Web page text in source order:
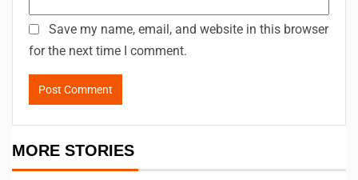
Save my name, email, and website in this browser
for the next time I comment.
MORE STORIES